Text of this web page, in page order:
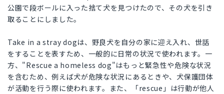
公園で段ボールに入った捨て犬を見つけたので、その犬を引き
取ることにしました。
Take in a stray dogは、野良犬を自分の家に迎え入れ、世話
をすることを表すため、一般的に日常の状況で使われます。一
方、"Rescue a homeless dog"はもっと緊急性や危険な状況
を含むため、例えば犬が危険な状況にあるときや、犬保護団体
が活動を行う際に使われます。また、「rescue」は行動が他人